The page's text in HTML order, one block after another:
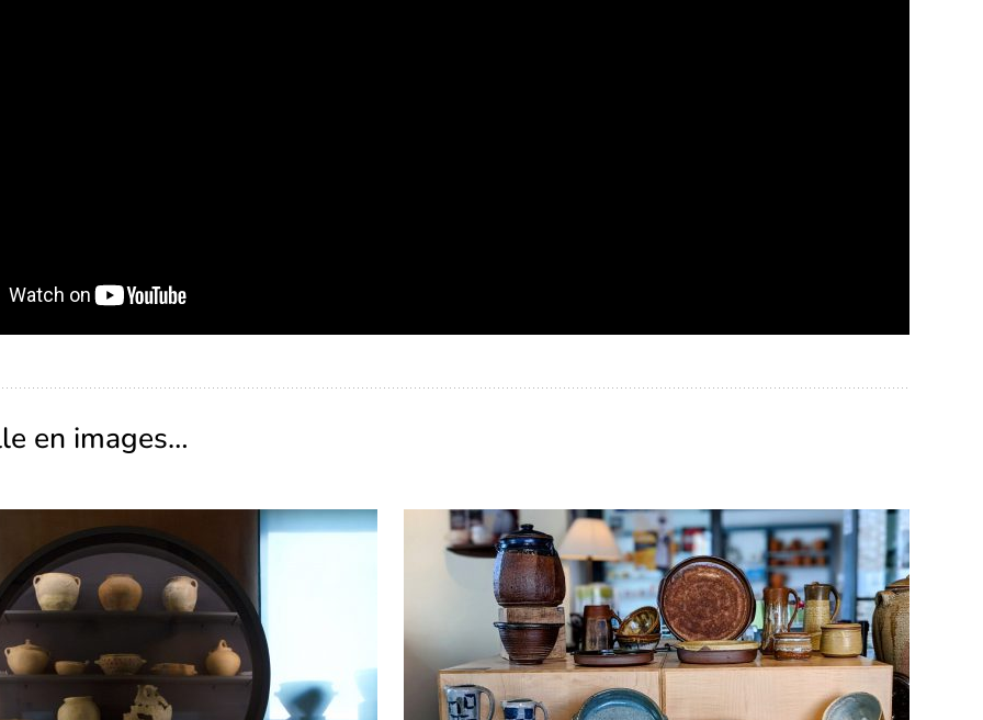
en images…